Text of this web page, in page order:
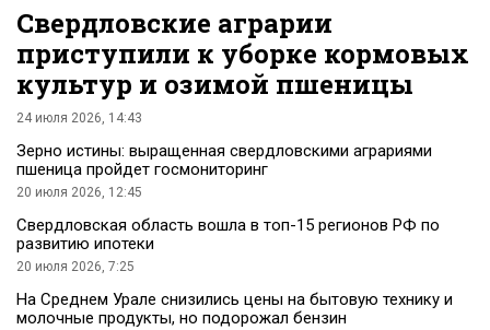
Свердловские аграрии
приступили к уборке кормовых
культур и озимой пшеницы
24 июля 2026, 14:43
Зерно истины: выращенная свердловскими аграриями
пшеница пройдет госмониторинг
20 июля 2026, 12:45
Свердловская область вошла в топ-15 регионов РФ по
развитию ипотеки
20 июля 2026, 7:25
На Среднем Урале снизились цены на бытовую технику и
молочные продукты, но подорожал бензин